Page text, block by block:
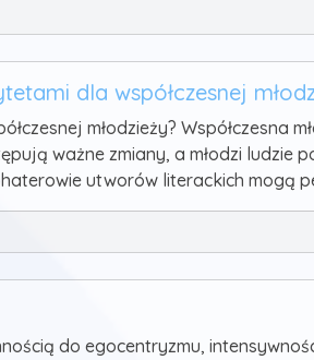
dla współczesnej
młodzieży? Współczesna
ważne zmiany, a młodzi ludzie
utworów literackich mogą
do egocentryzmu,